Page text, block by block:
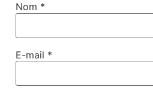
Nom *
E-mail *